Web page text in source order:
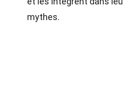
mythes.